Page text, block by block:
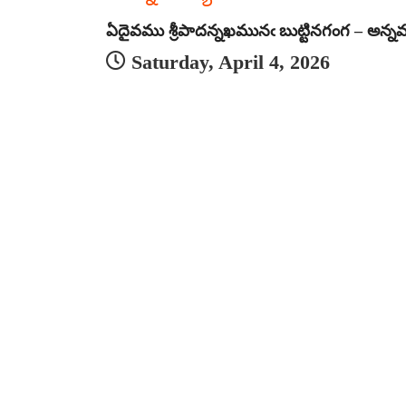
ఏదైవము శ్రీపాదన్నఖమునఁ బుట్టినగంగ –
Saturday, April 4, 2026